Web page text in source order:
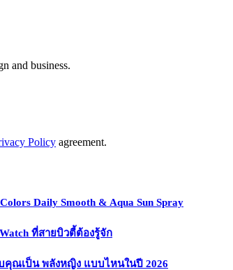
and business.
Policy agreement.
Daily Smooth & Aqua Sun Spray
ที่สายบิวตี้ต้องรู้จัก
บคุณเป็น พลังหญิง แบบไหนในปี 2026